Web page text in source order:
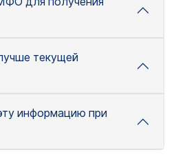
текущей
информацию при